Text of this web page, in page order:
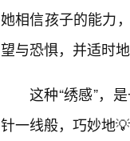
她相信孩子的能力
望与恐惧，并适时
这种“绣感”，
针一线般，巧妙地